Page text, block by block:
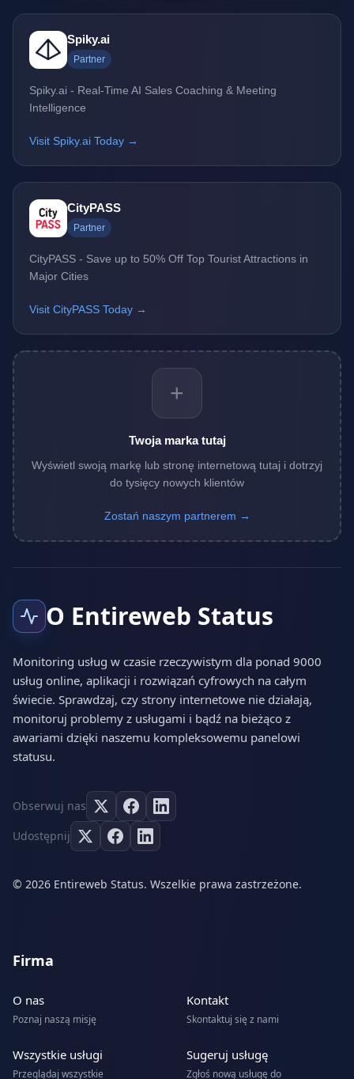
Spiky.ai
Partner
Spiky.ai - Real-Time AI Sales Coaching & Meeting
Intelligence
Visit Spiky.ai Today →
CityPASS
Partner
CityPASS - Save up to 50% Off Top Tourist Attractions in
Major Cities
Visit CityPASS Today →
+
Twoja marka tutaj
Wyświetl swoją markę lub stronę internetową tutaj i dotrzyj
do tysięcy nowych klientów
Zostań naszym partnerem →
O Entireweb Status
Monitoring usług w czasie rzeczywistym dla ponad 9000
usług online, aplikacji i rozwiązań cyfrowych na całym
świecie. Sprawdzaj, czy strony internetowe nie działają,
monitoruj problemy z usługami i bądź na bieżąco z
awariami dzięki naszemu kompleksowemu panelowi
statusu.
Obserwuj nas
Udostępnij
© 2026 Entireweb Status. Wszelkie prawa zastrzeżone.
Firma
O nas
Poznaj naszą misję
Kontakt
Skontaktuj się z nami
Wszystkie usługi
Przeglądaj wszystkie
Sugeruj usługę
Zgłoś nową usługę do